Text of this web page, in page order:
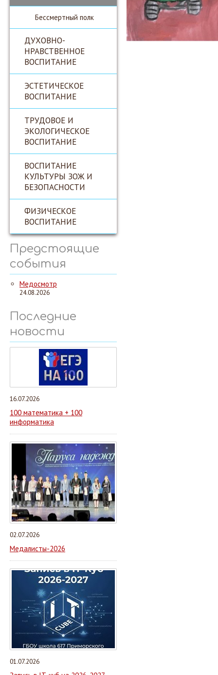
Бессмертный полк
ДУХОВНО-
НРАВСТВЕННОЕ
ВОСПИТАНИЕ
ЭСТЕТИЧЕСКОЕ
ВОСПИТАНИЕ
ТРУДОВОЕ И
ЭКОЛОГИЧЕСКОЕ
ВОСПИТАНИЕ
ВОСПИТАНИЕ
КУЛЬТУРЫ ЗОЖ И
БЕЗОПАСНОСТИ
ФИЗИЧЕСКОЕ
ВОСПИТАНИЕ
Предстоящие
события
Медосмотр
24.08.2026
Последние
новости
16.07.2026
100 математика + 100
информатика
02.07.2026
Медалисты-2026
01.07.2026